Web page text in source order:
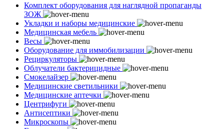
Комплект оборудования для наглядной пропаганды
ЗОЖ
Укладки и наборы медицинские
Медицинская мебель
Весы
Оборудование для иммобилизации
Рециркуляторы
Облучатели бактерицидные
Смокелайзер
Медицинские светильники
Медицинские аптечки
Центрифуги
Антисептики
Микроскопы